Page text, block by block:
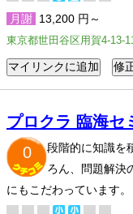
月謝 13,200 円～
東京都世田谷区用賀4-13-
プロクラ 臨海セ
0
段階的に知識を
ろん、問題解決
にもこだわっています。